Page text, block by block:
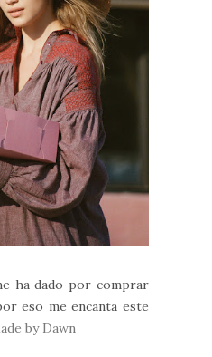
ha dado por comprar
eso me encanta este
by Dawn